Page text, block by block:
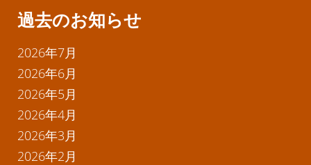
過去のお知らせ
2026年7月
2026年6月
2026年5月
2026年4月
2026年3月
2026年2月